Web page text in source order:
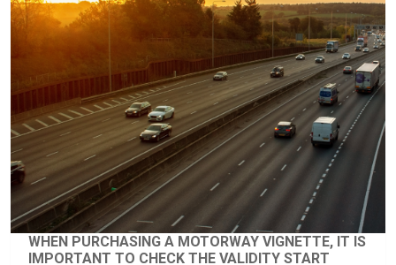
WHEN PURCHASING A MOTORWAY VIGNETTE, IT IS
IMPORTANT TO CHECK THE VALIDITY START